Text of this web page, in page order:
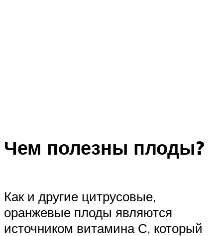
Чем полезны плоды?
Как и другие цитрусовые,
оранжевые плоды являются
источником витамина С, который